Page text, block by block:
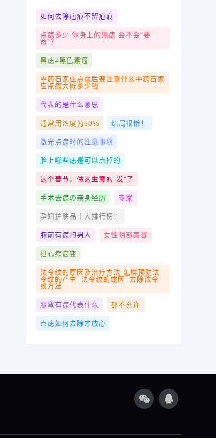
如何去除疤痕不留疤痕
点痣多少 你身上的黑痣 会不会“要
命”？
黑痣≠黑色素瘤
中药石家庄点痣后要注意什么中药石家
庄点痣大概多少钱
代表的是什么意思
通常用浓度为50% 结局很惨！
激光点痣时的注意事项
脸上哪些痣是可以点掉的
这个春节，做这生意的“发”了
手术去痣の亲身经历 专家
孕妇护肤品十大排行榜！
胸前有痣的男人 女性阴部美容
担心痣癌变
法令纹的原因及治疗方法 怎样预防法
令纹的产生_法令纹的成因_去除法令
纹方法
腿弯有痣代表什么 都不允许
点痣如何去除才放心